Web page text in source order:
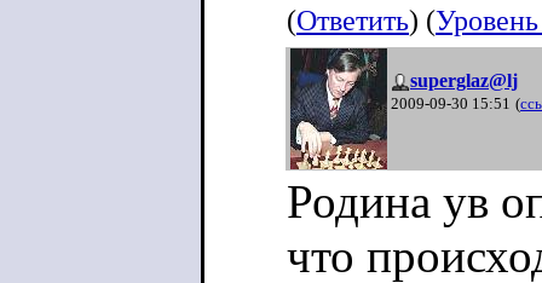
(Ответить) (
superglaz@lj
2009-09-30 15:51 (
Родина ув
что